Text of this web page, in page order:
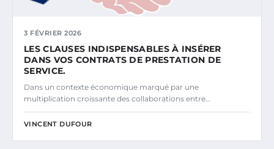
3 FÉVRIER 2026
LES CLAUSES INDISPENSABLES À INSÉRER
DANS VOS CONTRATS DE PRESTATION DE
SERVICE.
Dans un contexte économique marqué par une
multiplication croissante des collaborations entre…
VINCENT DUFOUR